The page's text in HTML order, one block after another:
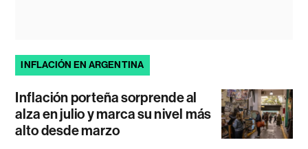
INFLACIÓN EN ARGENTINA
Inflación porteña sorprende al
alza en julio y marca su nivel más
alto desde marzo